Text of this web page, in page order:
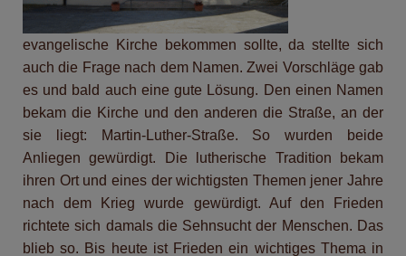
evangelische Kirche bekommen sollte, da stellte sich
auch die Frage nach dem Namen. Zwei Vorschläge gab
es und bald auch eine gute Lösung. Den einen Namen
bekam die Kirche und den anderen die Straße, an der
sie liegt: Martin-Luther-Straße. So wurden beide
Anliegen gewürdigt. Die lutherische Tradition bekam
ihren Ort und eines der wichtigsten Themen jener Jahre
nach dem Krieg wurde gewürdigt. Auf den Frieden
richtete sich damals die Sehnsucht der Menschen. Das
blieb so. Bis heute ist Frieden ein wichtiges Thema in